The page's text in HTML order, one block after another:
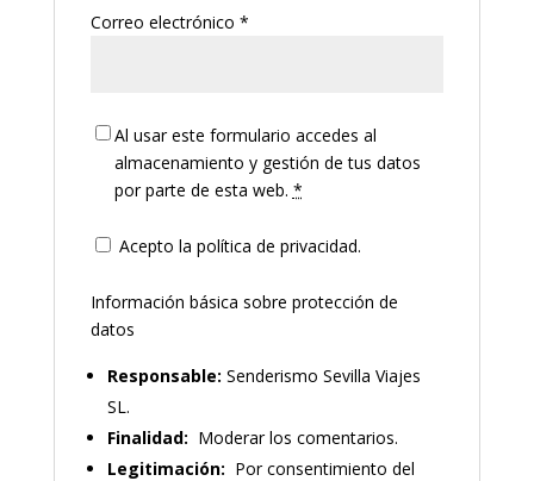
Correo electrónico *
Al usar este formulario accedes al
almacenamiento y gestión de tus datos
por parte de esta web. *
Acepto la política de privacidad.
Información básica sobre protección de
datos
Responsable: Senderismo Sevilla Viajes
SL.
Finalidad: Moderar los comentarios.
Legitimación: Por consentimiento del